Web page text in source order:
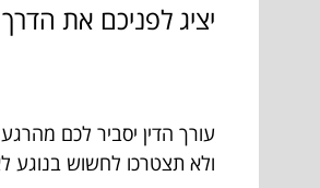
יציג לפניכם את
עורך הדין יסביר לכם
ולא תצטרכו לחשוש בנוגע